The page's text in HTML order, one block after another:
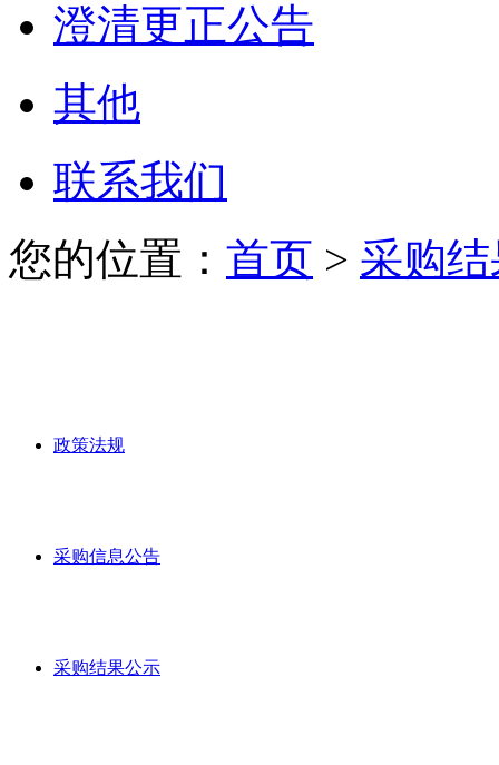
澄清更正公告
其他
联系我们
您的位置： 首页 > 采购
政策法规
采购信息公告
采购结果公示